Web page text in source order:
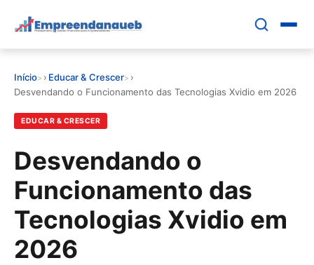
para
principal
EDUCAR E CRESCER
CRESCIMENTO
CONTROLE FINANCEIRO
FERRAMENTAS
GESTÃO FINANCEIRA
Início › Educar & Crescer
›
Desvendando o Funcionamento das Tecnologias Xvidio em 2026
EDUCAR & CRESCER
Desvendando o
Funcionamento das
Tecnologias Xvidio em
2026